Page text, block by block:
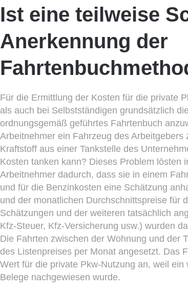
Ist eine teilweise
Anerkennung der
Für die Ermittlung der Kosten für die private
als auch bei Selbstständigen grundsätzlich
ordnungsgemäß geführtes Fahrtenbuch
Arbeitnehmer ein Fahrzeug des
Kraftstoff aus einer Tankstelle des
Kosten tanken kann? Dieses Problem lösten
Arbeitnehmer dadurch, dass sie in einem
und für die Benzinkosten eine Schätzung
und der monatlichen Durchschnittspreise für
Schätzungen und der weiteren tatsächlich
Kfz-Steuer, Kfz-Versicherung usw.) wurden
Die Fahrten zwischen der Wohnung und der
des Listenpreises per Monat angesetzt. Das
Wert für die private Pkw-Nutzung an, weil
Belege nachgewiesen wurde.